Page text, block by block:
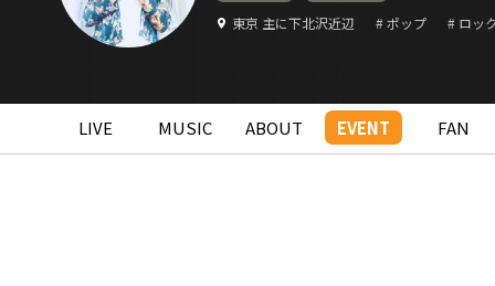
東京 主に下北沢近辺
# ポップ # ロッ
LIVE MUSIC ABOUT EVENT FAN